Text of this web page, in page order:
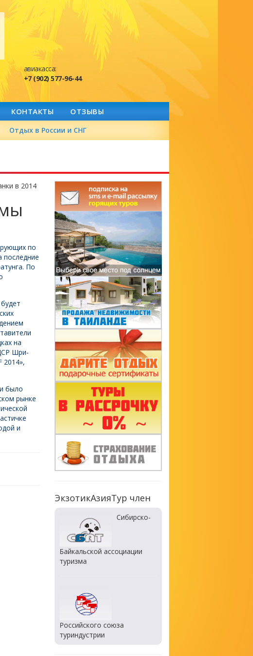
авиакасса:
+7 (902) 577-96-44
КОНТАКТЫ ОТЗЫВЫ
Отдых в России и СНГ
в 2014
по
последние
По
на
Шри-
2014»,
было
рынке
и
ЭкзотикАзияТур член
Сибирско-
Байкальской ассоциации
туризма
Российского союза
туриндустрии